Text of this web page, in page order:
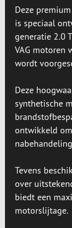
Deze
is speciaal
generatie 2.0
VAG motoren
wordt
Deze
synthetische
ontwikkeld
Tevens
over
biedt een
motorslijtage.